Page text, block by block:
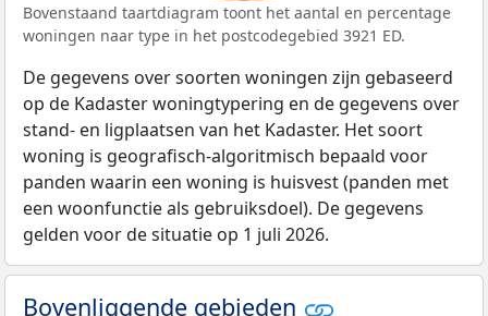
Bovenstaand taartdiagram toont het aantal en percentage
woningen naar type in het postcodegebied 3921 ED.
De gegevens over soorten woningen zijn gebaseerd
op de Kadaster woningtypering en de gegevens over
stand- en ligplaatsen van het Kadaster. Het soort
woning is geografisch-algoritmisch bepaald voor
panden waarin een woning is huisvest (panden met
een woonfunctie als gebruiksdoel). De gegevens
gelden voor de situatie op 1 juli 2026.
Bovenliggende gebieden